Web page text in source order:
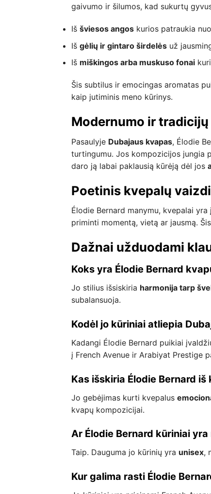
gaivumo ir šilumos, kad sukurtų
Iš šviesos angos kurios patraukia
Iš gėlių ir gintaro širdelės už
Iš miškingos arba muskuso fonai
Šis subtilus ir emocingas aromatas
kaip jutiminis meno kūrinys.
Modernumo ir
Pasaulyje Dubajaus kvapas, Élodie
turtingumu. Jos kompozicijos jungia
daro ją labai paklausią kūrėją dėl jos
Poetinis kvepalų
Élodie Bernard manymu, kvepalai
priminti momentą, vietą ar jausmą.
Dažnai užduodami
Koks yra Élodie Bernard
Jo stilius išsiskiria harmonija tarp
subalansuoja.
Kodėl jo kūriniai atliepia
Kadangi Élodie Bernard puikiai
į French Avenue ir Arabiyat Prestige
Kas išskiria Élodie Bernard
Jo gebėjimas kurti kvepalus
kvapų kompozicijai.
Ar Élodie Bernard kūriniai yra
Taip. Dauguma jo kūrinių yra unisex,
Kur galima rasti Élodie